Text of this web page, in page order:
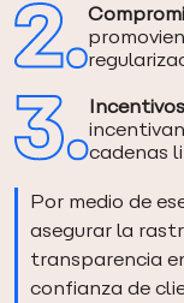
cadenas
Por medio de
asegurar la
transparencia
confianza de